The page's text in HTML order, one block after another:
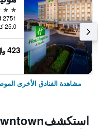
3 نجوم
25.0 كيلومتر عن وسط المدينة
423 ﷼
مشاهدة الفنادق الأخرى
استكشفDowntown, ممفيس (تنيسي)